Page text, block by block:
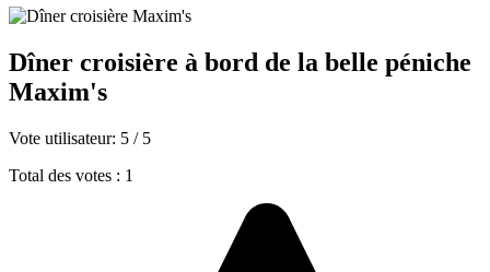
Dîner croisière à bord de la belle péniche
Maxim's
Vote utilisateur: 5 / 5
Total des votes : 1